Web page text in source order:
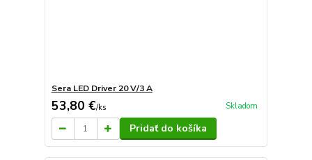
Sera LED Driver 20 V/3 A
53,80 €/ks Skladom
Pridať do košíka